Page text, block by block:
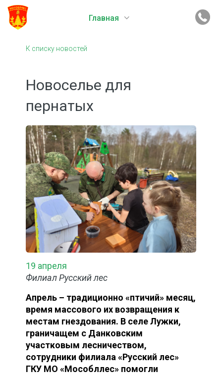
Главная
К списку новостей
Новоселье для
пернатых
19 апреля
Филиал Русский лес
Апрель – традиционно «птичий» месяц,
время массового их возвращения к
местам гнездования. В селе Лужки,
граничащем с Данковским
участковым лесничеством,
сотрудники филиала «Русский лес»
ГКУ МО «Мособллес» помогли